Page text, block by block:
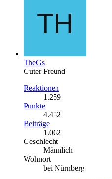
TheGs
Guter Freund
Reaktionen
1.259
Punkte
4.452
Beiträge
1.062
Geschlecht
Männlich
Wohnort
bei Nürnberg